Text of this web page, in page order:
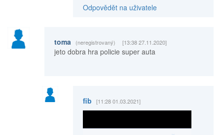
Odpovědět na uživatele
toma (neregistrovaný) [13:38 27.11.2020]
jeto dobra hra policie super auta
fib [11:28 01.03.2021]